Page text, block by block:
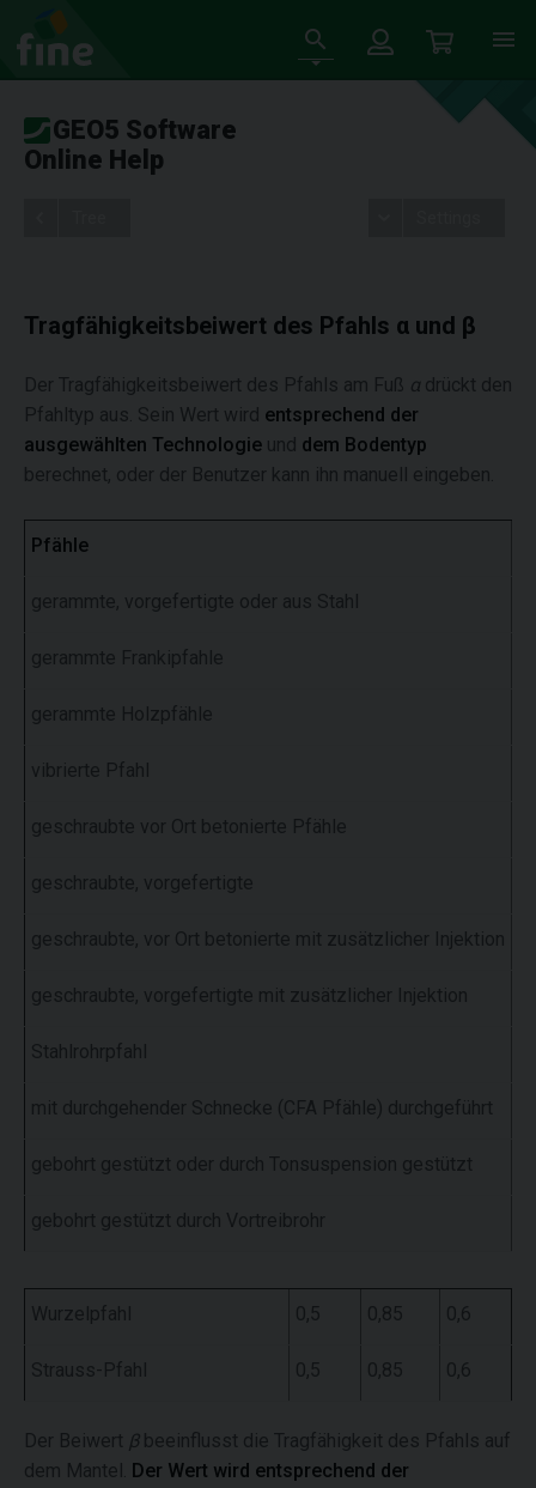
GEO5 Software
Online Help
Tragfähigkeitsbeiwert des Pfahls α und β
Der Tragfähigkeitsbeiwert des Pfahls am Fuß α drückt den
Pfahltyp aus. Sein Wert wird entsprechend der
ausgewählten Technologie und dem Bodentyp
berechnet, oder der Benutzer kann ihn manuell eingeben.
Pfähle
gerammte, vorgefertigte oder aus Stahl
gerammte Frankipfahle
gerammte Holzpfähle
vibrierte Pfahl
geschraubte vor Ort betonierte Pfähle
geschraubte, vorgefertigte
geschraubte, vor Ort betonierte mit zusätzlicher Injektion
geschraubte, vorgefertigte mit zusätzlicher Injektion
Stahlrohrpfahl
mit durchgehender Schnecke (CFA Pfähle) durchgeführt
gebohrt gestützt oder durch Tonsuspension gestützt
gebohrt gestützt durch Vortreibrohr
Wurzelpfahl 0,5 0,85 0,6
Strauss-Pfahl 0,5 0,85 0,6
Der Beiwert βbeeinflusst die Tragfähigkeit des Pfahls auf
dem Mantel. Der Wert wird entsprechend der